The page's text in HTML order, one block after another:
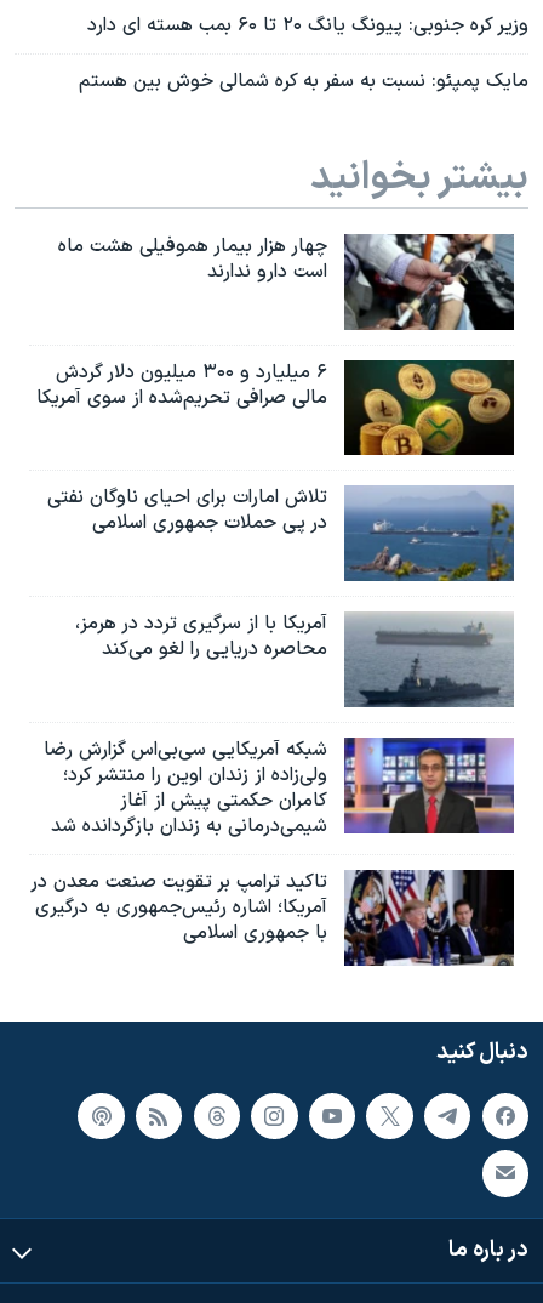
وزیر کره جنوبی: پیونگ یانگ ۲۰ تا ۶۰ بمب هسته ای دارد
مایک پمپئو: نسبت به سفر به کره شمالی خوش بین هستم
بیشتر بخوانید
چهار هزار بیمار هموفیلی هشت ماه
است دارو ندارند
۶ میلیارد و ۳۰۰ میلیون دلار گردش
مالی صرافی تحریم‌شده از سوی آمریکا
تلاش امارات برای احیای ناوگان نفتی
در پی حملات جمهوری اسلامی
آمریکا با از سرگیری تردد در هرمز،
محاصره دریایی را لغو می‌کند
شبکه آمریکایی سی‌بی‌‌اس گزارش رضا
ولی‌زاده از زندان اوین را منتشر کرد؛
کامران حکمتی پیش از آغاز
شیمی‌درمانی به زندان بازگردانده شد
تاکید ترامپ بر تقویت صنعت معدن در
آمریکا؛ اشاره رئیس‌جمهوری به درگیری
با جمهوری اسلامی
دنبال کنید
در باره ما